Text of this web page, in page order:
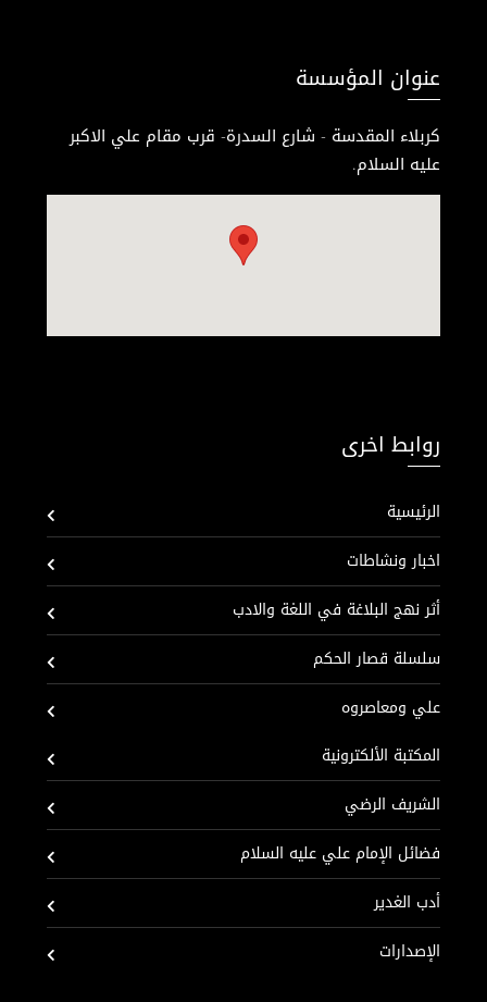
عنوان المؤسسة
كربلاء المقدسة - شارع السدرة- قرب مقام علي الاكبر
عليه السلام.
روابط اخرى
الرئيسية
اخبار ونشاطات
أثر نهج البلاغة في اللغة والادب
سلسلة قصار الحكم
علي ومعاصروه
المكتبة الألكترونية
الشريف الرضي
فضائل الإمام علي عليه السلام
أدب الغدير
الإصدارات